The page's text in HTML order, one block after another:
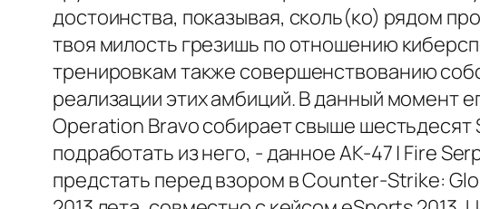
достоинства, показывая, сколь(ко) рядом
твоя милость грезишь по отношению
тренировкам также совершенствованию
реализации этих амбиций. В данный момент
Operation Bravo собирает свыше
подработать из него, - данное AK-47 | Fire
предстать перед взором в Counter-Strike: